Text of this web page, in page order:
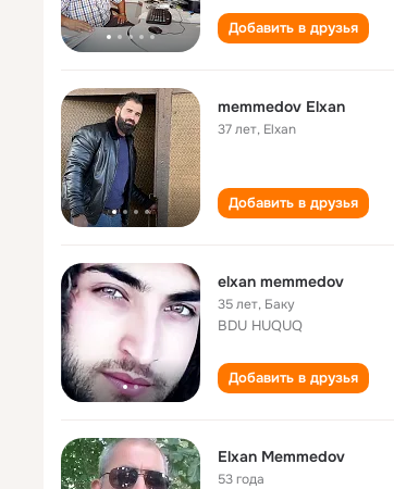
Добавить в друзья
memmedov Elxan
37 лет, Elxan
Добавить в друзья
elxan memmedov
35 лет, Баку
BDU HUQUQ
Добавить в друзья
Elxan Memmedov
53 года